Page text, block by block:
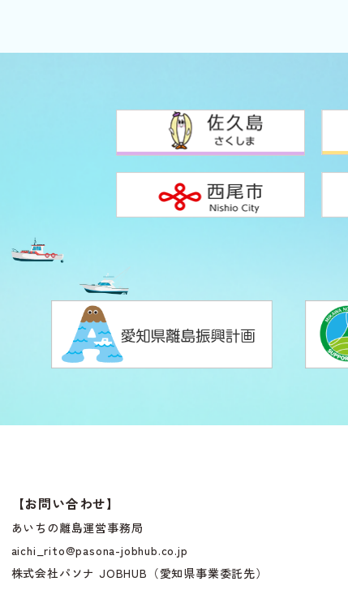
【お問い合わせ】
あいちの離島運営事務局
aichi_rito@pasona-jobhub.co.jp
株式会社パソナ JOBHUB（愛知県事業委託先）